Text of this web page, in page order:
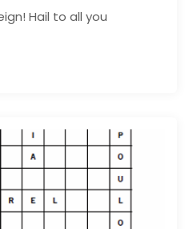
Hail to all you